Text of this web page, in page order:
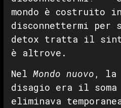
mondo è costruito in
disconnettermi per
detox tratta il
è altrove.
Nel Mondo nuovo , la
disagio era il soma
eliminava